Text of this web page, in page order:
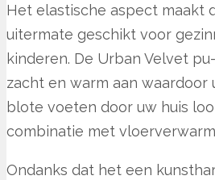
Het elastische aspect maakt
uitermate geschikt voor
kinderen. De Urban Velvet
zacht en warm aan waardoor
blote voeten door uw huis
combinatie met
Ondanks dat het een